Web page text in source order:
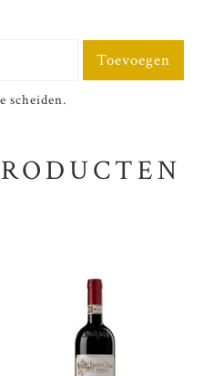
Toevoegen
scheiden.